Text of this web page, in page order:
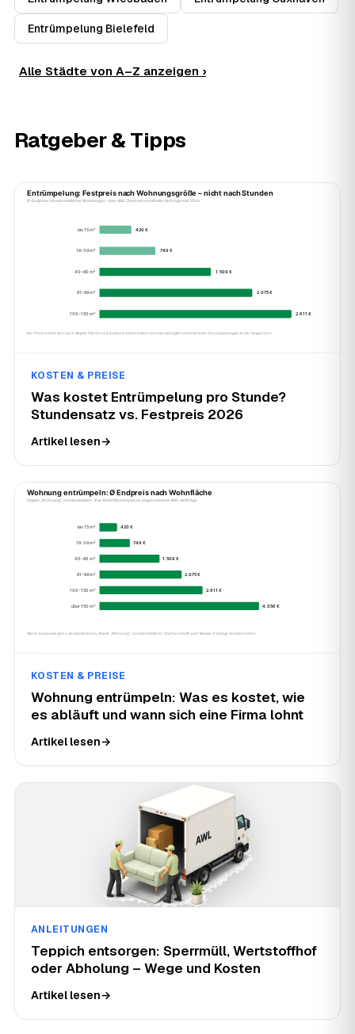
Entrümpelung Bielefeld
Alle Städte von A–Z anzeigen ›
Ratgeber & Tipps
KOSTEN & PREISE
Was kostet Entrümpelung pro Stunde?
Stundensatz vs. Festpreis 2026
Artikel lesen→
KOSTEN & PREISE
Wohnung entrümpeln: Was es kostet, wie
es abläuft und wann sich eine Firma lohnt
Artikel lesen→
ANLEITUNGEN
Teppich entsorgen: Sperrmüll, Wertstoffhof
oder Abholung – Wege und Kosten
Artikel lesen→